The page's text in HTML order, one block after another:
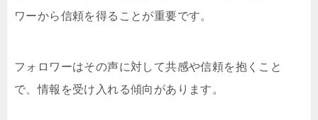
ワーから信頼を得ることが重要です。
フォロワーはその声に対して共感や信頼を抱くこと
で、情報を受け入れる傾向があります。